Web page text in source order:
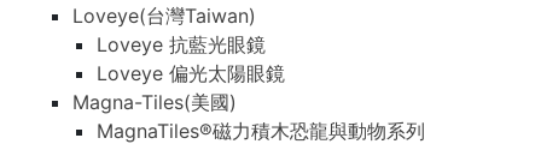
Loveye(台灣Taiwan)
Loveye 抗藍光眼鏡
Loveye 偏光太陽眼鏡
Magna-Tiles(美國)
MagnaTiles®磁力積木恐龍與動物系列